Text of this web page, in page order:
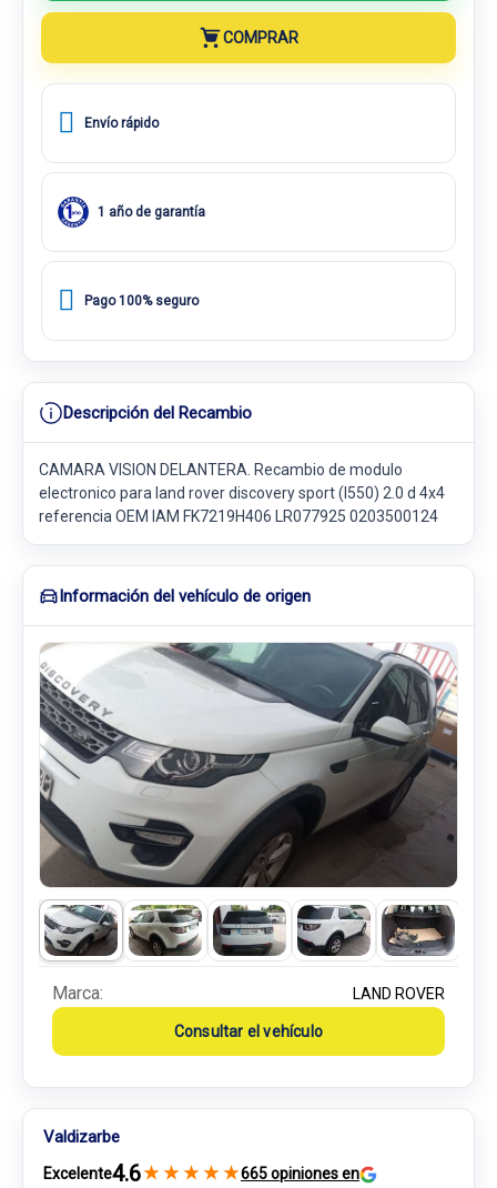
COMPRAR
Envío rápido
1 año de garantía
Pago 100% seguro
Descripción del Recambio
CAMARA VISION DELANTERA. Recambio de modulo
electronico para land rover discovery sport (l550) 2.0 d 4x4
referencia OEM IAM FK7219H406 LR077925 0203500124
Información del vehículo de origen
Marca: LAND ROVER
Consultar el vehículo
Valdizarbe
Excelente4.6★ ★ ★ ★ ★665 opiniones en